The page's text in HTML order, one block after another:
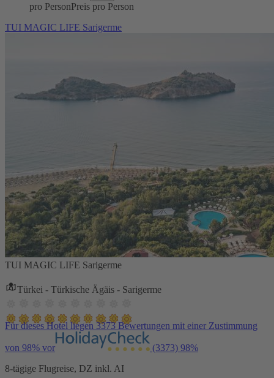
pro PersonPreis pro Person
TUI MAGIC LIFE Sarigerme
TUI MAGIC LIFE Sarigerme
Türkei - Türkische Ägäis - Sarigerme
Für dieses Hotel liegen 3373 Bewertungen mit einer Zustimmung
von 98% vor (3373) 98%
8-tägige Flugreise, DZ inkl. AI